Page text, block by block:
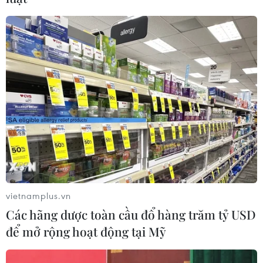
hiện đại, nghĩa tình.
Triển lãm sẽ diễn ra đến ngày 25/5./.
(TTXVN/Vietnam+)
vietnamplus.vn
Các hãng dược toàn cầu đổ hàng trăm tỷ USD
để mở rộng hoạt động tại Mỹ